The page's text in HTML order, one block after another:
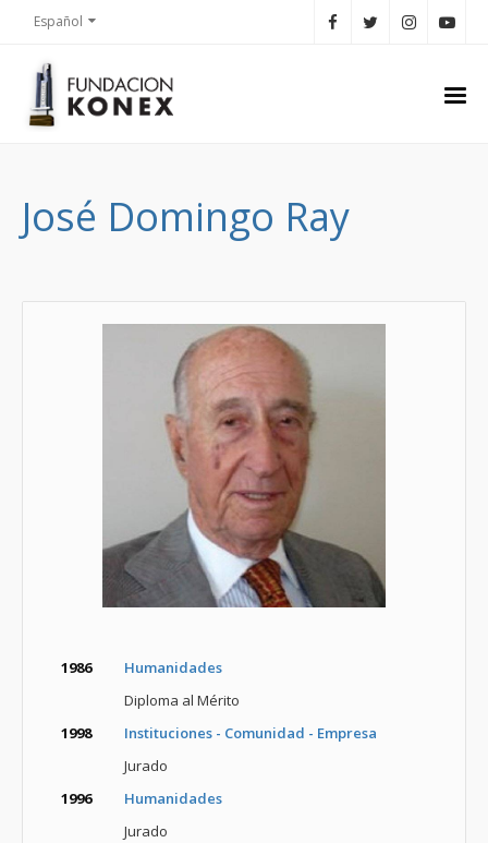
Español
José Domingo Ray
1986
Humanidades
Diploma al Mérito
1998
Instituciones - Comunidad - Empresa
Jurado
1996
Humanidades
Jurado